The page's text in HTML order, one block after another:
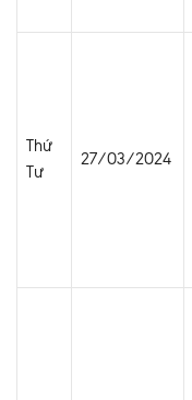
Thứ
Tư
27/03/2024